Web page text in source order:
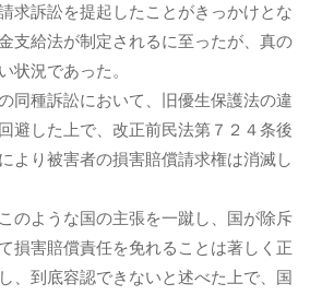
求訴訟を提起したことがきっかけとな
支給法が制定されるに至ったが、真の
状況であった。
同種訴訟において、旧優生保護法の違
避した上で、改正前民法第７２４条後
より被害者の損害賠償請求権は消滅し
のような国の主張を一蹴し、国が除斥
損害賠償責任を免れることは著しく正
、到底容認できないと述べた上で、国